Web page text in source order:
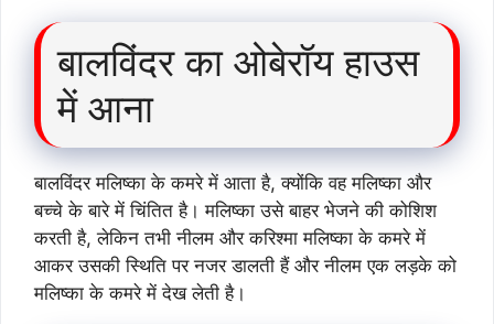
बालविंदर का ओबेरॉय हाउस
में आना
बालविंदर मलिष्का के कमरे में आता है, क्योंकि वह मलिष्का और
बच्चे के बारे में चिंतित है। मलिष्का उसे बाहर भेजने की कोशिश
करती है, लेकिन तभी नीलम और करिश्मा मलिष्का के कमरे में
आकर उसकी स्थिति पर नजर डालती हैं और नीलम एक लड़के को
मलिष्का के कमरे में देख लेती है।